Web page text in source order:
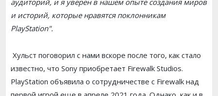
аудиторий, и я уверен в нашем опыте создания миров
и историй, которые нравятся поклонникам
PlayStation".
Хульст поговорил с нами вскоре после того, как стало
известно, что Sony приобретает Firewalk Studios.
PlayStation объявила о сотрудничестве с Firewalk над